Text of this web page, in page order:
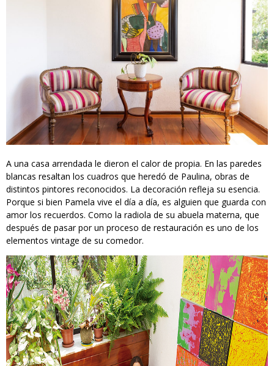
A una casa arrendada le dieron el calor de propia. En las paredes
blancas resaltan los cuadros que heredó de Paulina, obras de
distintos pintores reconocidos. La decoración refleja su esencia.
Porque si bien Pamela vive el día a día, es alguien que guarda con
amor los recuerdos. Como la radiola de su abuela materna, que
después de pasar por un proceso de restauración es uno de los
elementos vintage de su comedor.